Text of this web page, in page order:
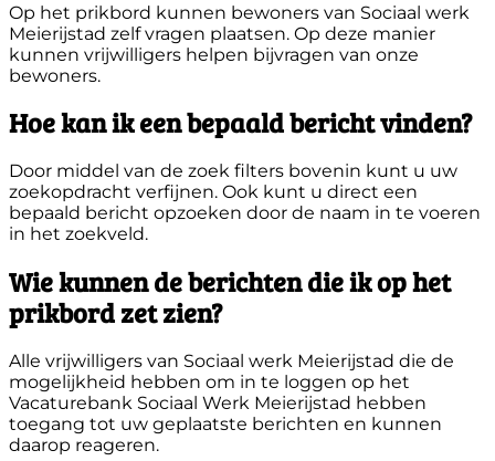
Op het prikbord kunnen bewoners van Sociaal werk
Meierijstad zelf vragen plaatsen. Op deze manier
kunnen vrijwilligers helpen bijvragen van onze
bewoners.
Hoe kan ik een bepaald bericht vinden?
Door middel van de zoek filters bovenin kunt u uw
zoekopdracht verfijnen. Ook kunt u direct een
bepaald bericht opzoeken door de naam in te voeren
in het zoekveld.
Wie kunnen de berichten die ik op het
prikbord zet zien?
Alle vrijwilligers van Sociaal werk Meierijstad die de
mogelijkheid hebben om in te loggen op het
Vacaturebank Sociaal Werk Meierijstad hebben
toegang tot uw geplaatste berichten en kunnen
daarop reageren.